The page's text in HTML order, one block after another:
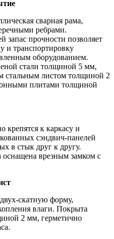
сварная рама,
ребрами.
запас прочности позволяет
и транспортировку
оборудованием.
стали толщиной 5 мм,
стальным листом толщиной 2
плитами толщиной
крепятся к каркасу и
сэндвич-панелей
в стык друг к другу.
оснащена врезным замком с
скатную форму,
влаги. Покрыта
2 мм, герметично